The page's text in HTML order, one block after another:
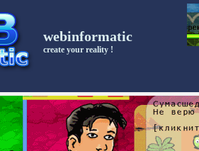
webinformatic
create your reality !